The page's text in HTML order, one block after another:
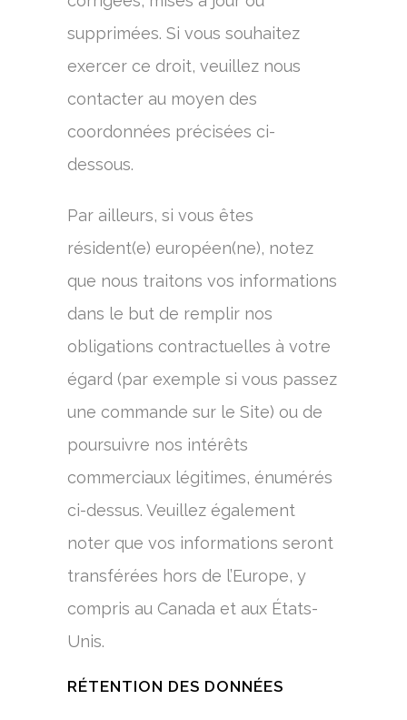
supprimées. Si vous souhaitez
exercer ce droit, veuillez nous
contacter au moyen des
coordonnées précisées ci-
dessous.
Par ailleurs, si vous êtes
résident(e) européen(ne), notez
que nous traitons vos informations
dans le but de remplir nos
obligations contractuelles à votre
égard (par exemple si vous passez
une commande sur le Site) ou de
poursuivre nos intérêts
commerciaux légitimes, énumérés
ci-dessus. Veuillez également
noter que vos informations seront
transférées hors de l’Europe, y
compris au Canada et aux États-
Unis.
RÉTENTION DES DONNÉES